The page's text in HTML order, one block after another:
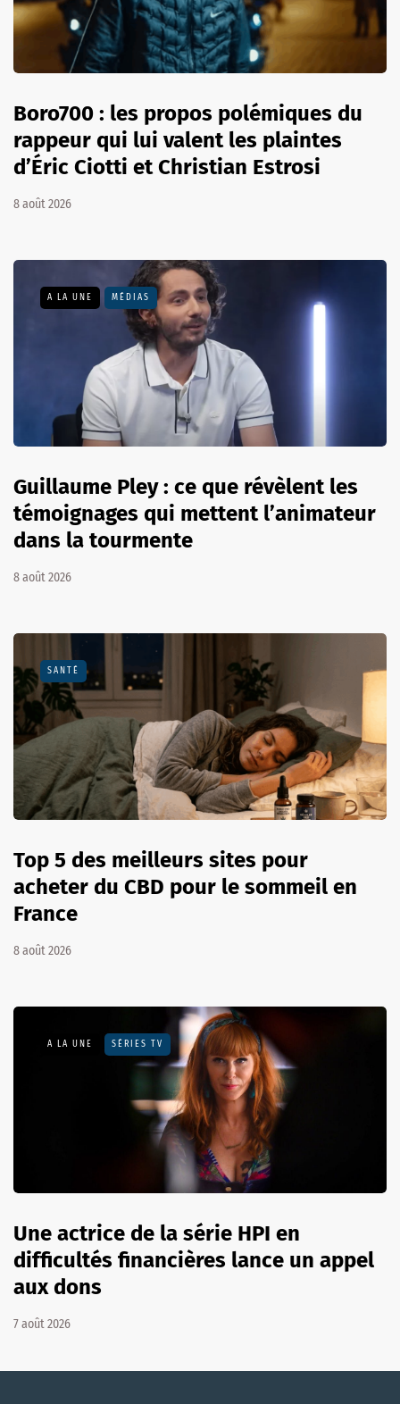
Boro700 : les propos polémiques du
rappeur qui lui valent les plaintes
d’Éric Ciotti et Christian Estrosi
8 août 2026
A LA UNE MÉDIAS
Guillaume Pley : ce que révèlent les
témoignages qui mettent l’animateur
dans la tourmente
8 août 2026
SANTÉ
Top 5 des meilleurs sites pour
acheter du CBD pour le sommeil en
France
8 août 2026
A LA UNE SÉRIES TV
Une actrice de la série HPI en
difficultés financières lance un appel
aux dons
7 août 2026